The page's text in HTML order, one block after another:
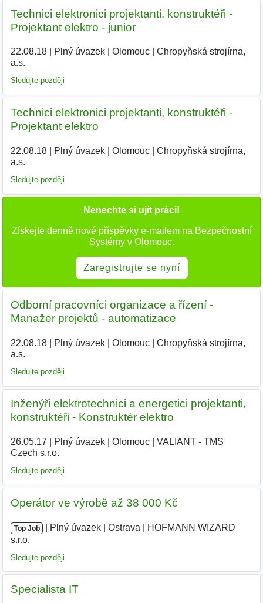
Technici elektronici projektanti, konstruktéři -
Projektant elektro - junior
22.08.18| Plný úvazek| Olomouc|
Chropyňská strojírna,
a.s.
Sledujte později
Technici elektronici projektanti, konstruktéři -
Projektant elektro
22.08.18| Plný úvazek| Olomouc|
Chropyňská strojírna,
a.s.
Sledujte později
Nenechte si ujít práci!
Získejte denně nové příspěvky e-mailem na Bezpečnostní
Systémy v Olomouc.
Zaregistrujte se nyní
Odborní pracovníci organizace a řízení -
Manažer projektů - automatizace
22.08.18| Plný úvazek| Olomouc|
Chropyňská strojírna,
a.s.
Sledujte později
Inženýři elektrotechnici a energetici projektanti,
konstruktéři - Konstruktér elektro
26.05.17 Plný úvazek| Olomouc|
VALIANT - TMS
Czech s.r.o.
Sledujte později
Operátor ve výrobě až 38 000 Kč
Top Job Plný úvazek Ostrava
HOFMANN WIZARD
s.r.o.
Sledujte později
Specialista IT